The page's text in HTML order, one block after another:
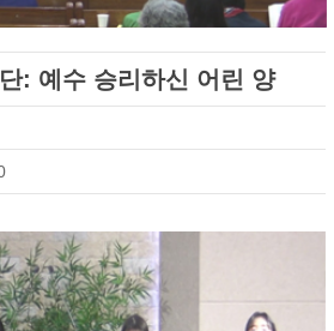
: 예수 승리하신 어린 양